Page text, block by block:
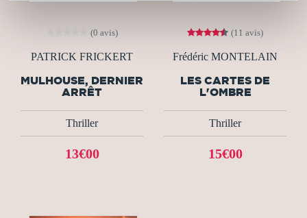
(0 avis)
PATRICK FRICKERT
MULHOUSE, DERNIER
ARRÊT
Thriller
13€00
(11 avis)
Frédéric MONTELAIN
LES CARTES DE
L'OMBRE
Thriller
15€00